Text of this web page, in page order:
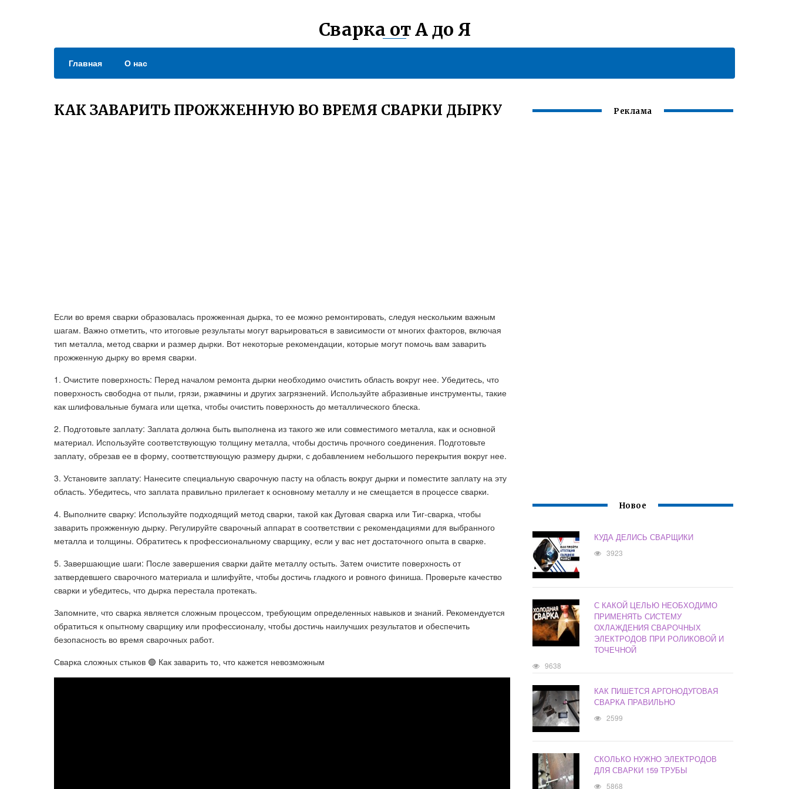
Сварка от А до Я
Главная О нас
КАК ЗАВАРИТЬ ПРОЖЖЕННУЮ ВО ВРЕМЯ СВАРКИ ДЫРКУ
Если во время сварки образовалась прожженная дырка, то ее можно ремонтировать, следуя нескольким важным
шагам. Важно отметить, что итоговые результаты могут варьироваться в зависимости от многих факторов, включая
тип металла, метод сварки и размер дырки. Вот некоторые рекомендации, которые могут помочь вам заварить
прожженную дырку во время сварки.
1. Очистите поверхность: Перед началом ремонта дырки необходимо очистить область вокруг нее. Убедитесь, что
поверхность свободна от пыли, грязи, ржавчины и других загрязнений. Используйте абразивные инструменты, такие
как шлифовальные бумага или щетка, чтобы очистить поверхность до металлического блеска.
2. Подготовьте заплату: Заплата должна быть выполнена из такого же или совместимого металла, как и основной
материал. Используйте соответствующую толщину металла, чтобы достичь прочного соединения. Подготовьте
заплату, обрезав ее в форму, соответствующую размеру дырки, с добавлением небольшого перекрытия вокруг нее.
3. Установите заплату: Нанесите специальную сварочную пасту на область вокруг дырки и поместите заплату на эту
область. Убедитесь, что заплата правильно прилегает к основному металлу и не смещается в процессе сварки.
4. Выполните сварку: Используйте подходящий метод сварки, такой как Дуговая сварка или Тиг-сварка, чтобы
заварить прожженную дырку. Регулируйте сварочный аппарат в соответствии с рекомендациями для выбранного
металла и толщины. Обратитесь к профессиональному сварщику, если у вас нет достаточного опыта в сварке.
5. Завершающие шаги: После завершения сварки дайте металлу остыть. Затем очистите поверхность от
затвердевшего сварочного материала и шлифуйте, чтобы достичь гладкого и ровного финиша. Проверьте качество
сварки и убедитесь, что дырка перестала протекать.
Запомните, что сварка является сложным процессом, требующим определенных навыков и знаний. Рекомендуется
обратиться к опытному сварщику или профессионалу, чтобы достичь наилучших результатов и обеспечить
безопасность во время сварочных работ.
Сварка сложных стыков 🟢 Как заварить то, что кажется невозможным
Реклама
Новое
КУДА ДЕЛИСЬ СВАРЩИКИ
3923
С КАКОЙ ЦЕЛЬЮ НЕОБХОДИМО
ПРИМЕНЯТЬ СИСТЕМУ
ОХЛАЖДЕНИЯ СВАРОЧНЫХ
ЭЛЕКТРОДОВ ПРИ РОЛИКОВОЙ И
ТОЧЕЧНОЙ
9638
КАК ПИШЕТСЯ АРГОНОДУГОВАЯ
СВАРКА ПРАВИЛЬНО
2599
СКОЛЬКО НУЖНО ЭЛЕКТРОДОВ
ДЛЯ СВАРКИ 159 ТРУБЫ
5868